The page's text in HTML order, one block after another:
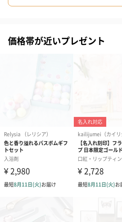
価格帯が近いプレゼント